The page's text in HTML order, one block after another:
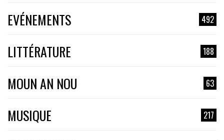
EVÉNEMENTS 492
LITTÉRATURE 188
MOUN AN NOU 63
MUSIQUE 217